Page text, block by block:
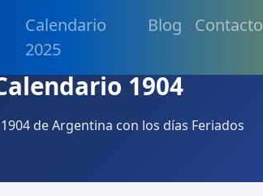
Calendario
2025
Blog Contacto
1904
de Argentina con los días Feriados